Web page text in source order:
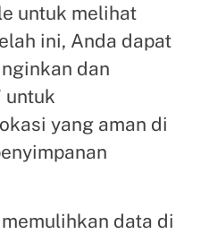
untuk melihat
ini, Anda dapat
dan
untuk
yang aman di
data di